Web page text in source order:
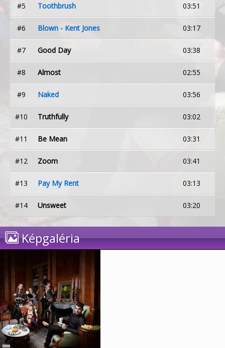
#5 Toothbrush 03:51
#6 Blown - Kent Jones 03:17
#7 Good Day 03:38
#8 Almost 02:55
#9 Naked 03:56
#10 Truthfully 03:02
#11 Be Mean 03:31
#12 Zoom 03:41
#13 Pay My Rent 03:13
#14 Unsweet 03:20
Képgaléria